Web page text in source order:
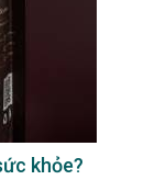
khỏe?